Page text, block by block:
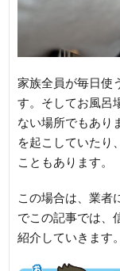
家族全員が毎日使
す。そしてお風呂
ない場所でもあり
を起こしていたり
こともあります。
この場合は、業者
でこの記事では、
紹介していきます